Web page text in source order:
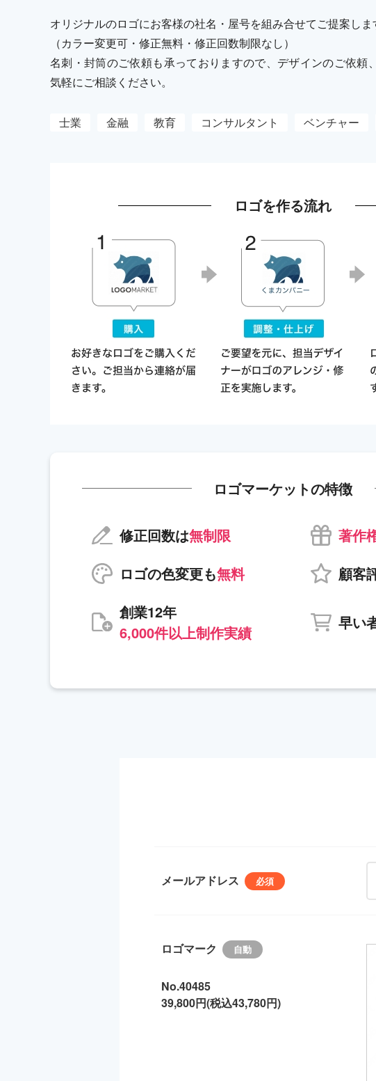
オリジナルのロゴにお客様の社名・屋号を組み合せてご提案しま
（カラー変更可・修正無料・修正回数制限なし）
名刺・封筒のご依頼も承っておりますので、デザインのご依頼
気軽にご相談ください。
士業 金融 教育 コンサルタント ベンチャー
ロゴを作る流れ
ロゴマーケットの特徴
修正回数は無制限
著作
ロゴの色変更も無料 顧客
創業12年
6,000件以上制作実績
早い
メールアドレス
ロゴマーク
No.40485
39,800円(税込43,780円)